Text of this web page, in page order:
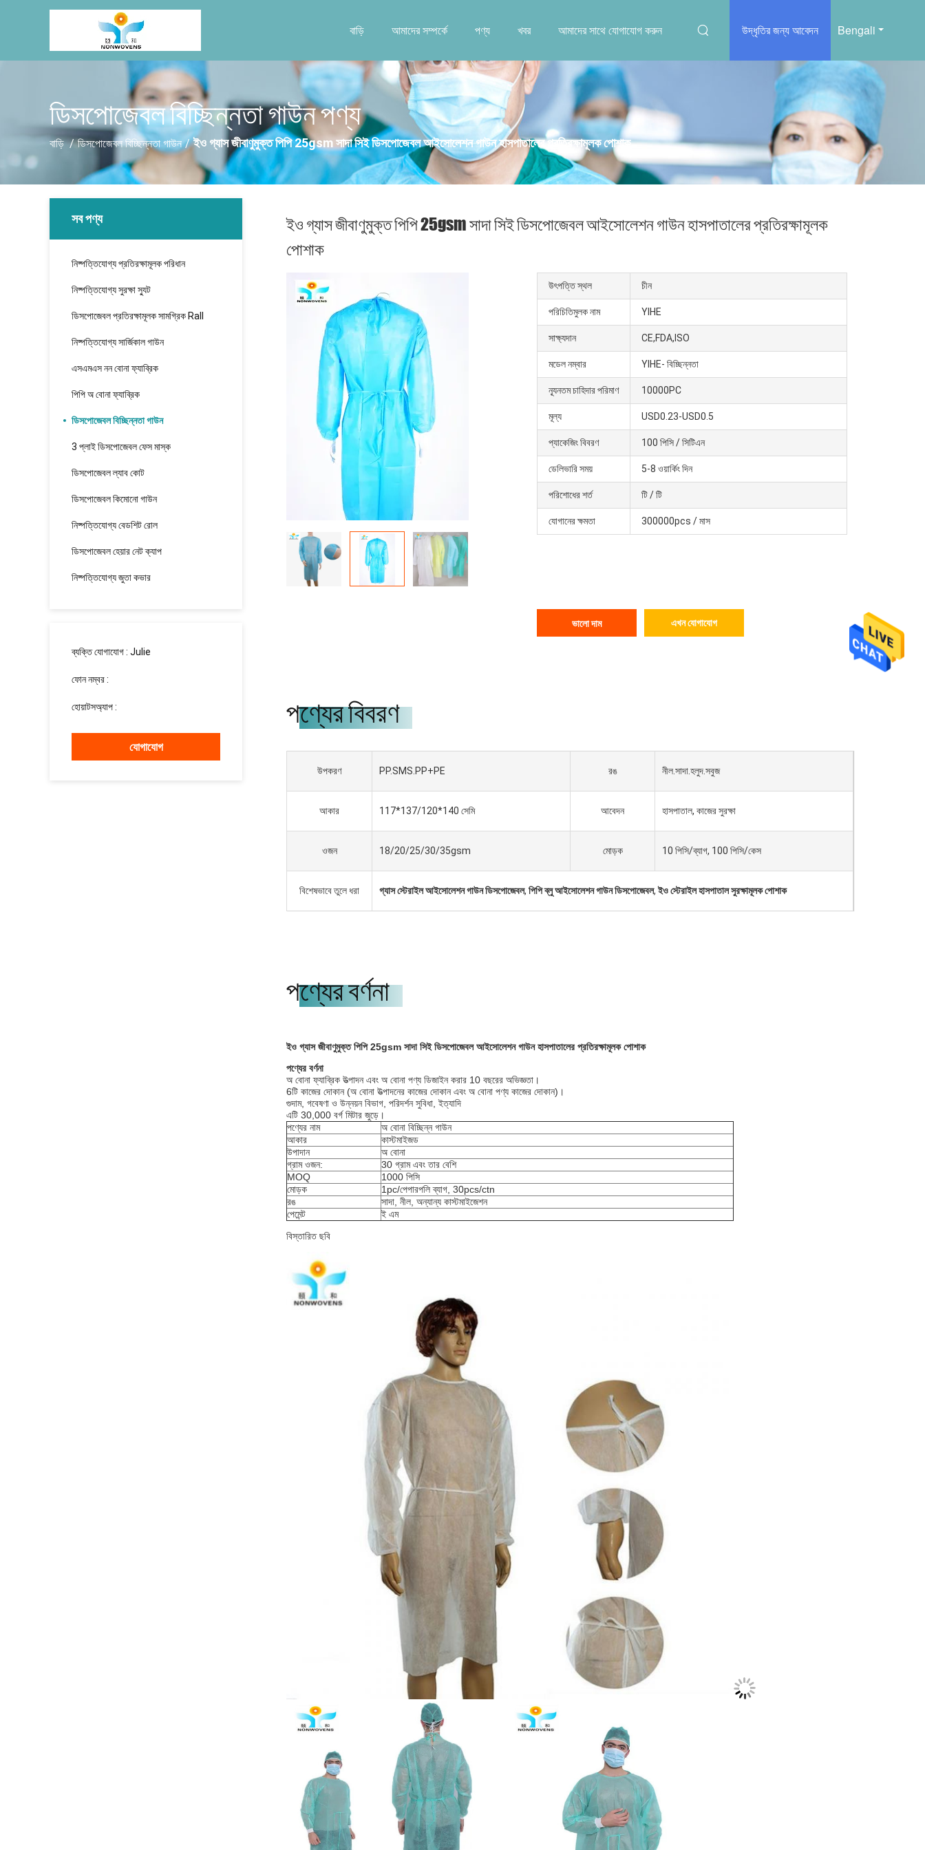
Bengali
উদ্ধৃতির জন্য আবেদন
বাড়ি আমাদের সম্পর্কে পণ্য খবর আমাদের সাথে যোগাযোগ করুন
ডিসপোজেবল বিচ্ছিন্নতা গাউন পণ্য
বাড়ি / ডিসপোজেবল বিচ্ছিন্নতা গাউন / ইও গ্যাস জীবাণুমুক্ত পিপি 25gsm সাদা সিই ডিসপোজেবল আইসোলেশন গাউন হাসপাতালের প্রতিরক্ষামূলক পোশাক
সব পণ্য
নিষ্পত্তিযোগ্য প্রতিরক্ষামূলক পরিধান
নিষ্পত্তিযোগ্য সুরক্ষা স্যুট
ডিসপোজেবল প্রতিরক্ষামূলক সামগ্রিক Rall
নিষ্পত্তিযোগ্য সার্জিকাল গাউন
এসএমএস নন বোনা ফ্যাব্রিক
পিপি অ বোনা ফ্যাব্রিক
ডিসপোজেবল বিচ্ছিন্নতা গাউন
3 প্লাই ডিসপোজেবল ফেস মাস্ক
ডিসপোজেবল ল্যাব কোট
ডিসপোজেবল কিমোনো গাউন
নিষ্পত্তিযোগ্য বেডশিট রোল
ডিসপোজেবল হেয়ার নেট ক্যাপ
নিষ্পত্তিযোগ্য জুতা কভার
ব্যক্তি যোগাযোগ : Julie
ফোন নম্বর :
হোয়াটসঅ্যাপ :
যোগাযোগ
ইও গ্যাস জীবাণুমুক্ত পিপি 25gsm সাদা সিই ডিসপোজেবল আইসোলেশন গাউন হাসপাতালের প্রতিরক্ষামূলক
পোশাক
উৎপত্তি স্থল চীন
পরিচিতিমুলক নাম YIHE
সাক্ষ্যদান CE,FDA,ISO
মডেল নম্বার YIHE- বিচ্ছিন্নতা
ন্যূনতম চাহিদার পরিমাণ 10000PC
মূল্য USD0.23-USD0.5
প্যাকেজিং বিবরণ 100 পিসি / সিটিএন
ডেলিভারি সময় 5-8 ওয়ার্কিং দিন
পরিশোধের শর্ত টি / টি
যোগানের ক্ষমতা 300000pcs / মাস
ভালো দাম এখন যোগাযোগ
পণ্যের বিবরণ
উপকরণ PP.SMS.PP+PE রঙ নীল.সাদা.হলুদ.সবুজ
আকার 117*137/120*140 সেমি আবেদন হাসপাতাল, কাজের সুরক্ষা
ওজন 18/20/25/30/35gsm মোড়ক 10 পিসি/ব্যাগ, 100 পিসি/কেস
বিশেষভাবে তুলে ধরা গ্যাস স্টেরাইল আইসোলেশন গাউন ডিসপোজেবল, পিপি ব্লু আইসোলেশন গাউন ডিসপোজেবল,ইও স্টেরাইল হাসপাতাল সুরক্ষামূলক পোশাক
পণ্যের বর্ণনা
ইও গ্যাস জীবাণুমুক্ত পিপি 25gsm সাদা সিই ডিসপোজেবল আইসোলেশন গাউন হাসপাতালের প্রতিরক্ষামূলক পোশাক
পণ্যের বর্ণনা
অ বোনা ফ্যাব্রিক উত্পাদন এবং অ বোনা পণ্য ডিজাইন করার 10 বছরের অভিজ্ঞতা।
6টি কাজের দোকান (অ বোনা উত্পাদনের কাজের দোকান এবং অ বোনা পণ্য কাজের দোকান)।
গুদাম, গবেষণা ও উন্নয়ন বিভাগ, পরিদর্শন সুবিধা, ইত্যাদি
এটি 30,000 বর্গ মিটার জুড়ে।
পণ্যের নাম
অ বোনা বিচ্ছিন্ন গাউন
আকার
কাস্টমাইজড
উপাদান
অ বোনা
গ্রাম ওজন:
30 গ্রাম এবং তার বেশি
MOQ
1000 পিসি
মোড়ক
1pc/পেপারপলি ব্যাগ, 30pcs/ctn
রঙ
সাদা, নীল, অন্যান্য কাস্টমাইজেশন
পেমেন্ট
ই এম
বিস্তারিত ছবি